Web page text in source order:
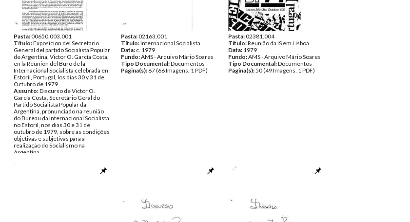
Pasta:00650.003.001
Título:Exposicion del Secretario
General del partido Socialista Popular
de Argentina, Victor O. García Costa,
en la Reunion del Buro de la
Internacional Socialista celebrada en
Estoril, Portugal, los dias 30 y 31 de
Octubro de 1979
Assunto:Discurso de Victor O.
García Costa, Secretário Geral do
Partido Socialista Popular da
Argentina, pronunciado na reunião
do Bureau da Internacional Socialista
no Estoril, nos dias 30 e 31 de
outubro de 1979, sobre as condições
objetivas e subjetivas para a
realização do Socialismo na
Argentina.
Fundo:
AMS - Arquivo Mário Soares
Pasta:02163.001
Título:Internacional Socialista.
Data: c. 1979
Fundo:AMS - Arquivo Mário Soares
Tipo Documental:Documentos
Página(s): 67 (66 Imagens, 1 PDF)
Pasta:02381.004
Título:Reunião da IS em Lisboa.
Data: 1979
Fundo:AMS - Arquivo Mário Soares
Tipo Documental:Documentos
Página(s):50 (49 Imagens, 1 PDF)